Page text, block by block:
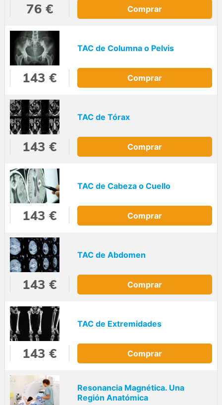
76 € Comprar
TAC de Columna o Pelvis
143 € Comprar
TAC de Tórax
143 € Comprar
TAC de Cabeza o Cuello
143 € Comprar
TAC de Abdomen
143 € Comprar
TAC de Extremidades
143 € Comprar
Resonancia Magnética. Una
Región Anatómica